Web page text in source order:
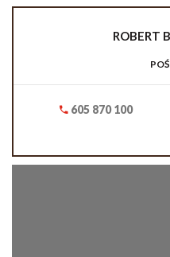
ROBERT
605 870 100